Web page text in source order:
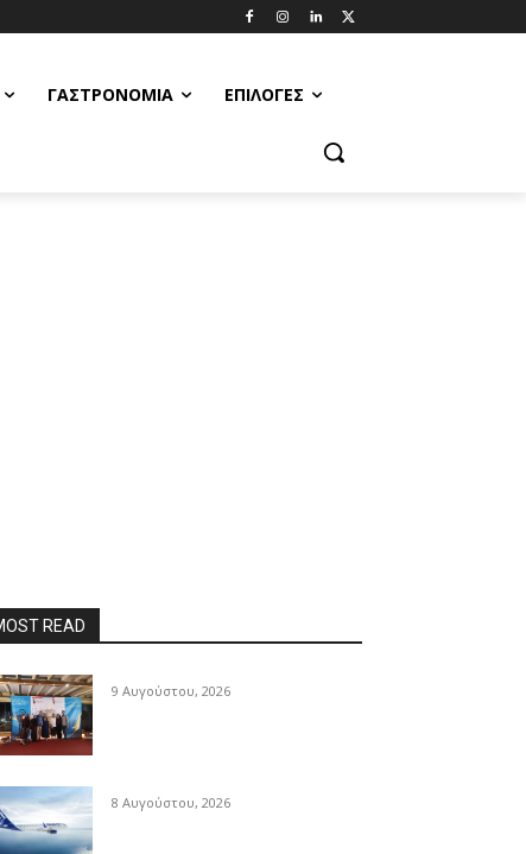
ΓΑΣΤΡΟΝΟΜΊΑ ΕΠΙΛΟΓΈΣ
READ
9 Αυγούστου, 2026
8 Αυγούστου, 2026